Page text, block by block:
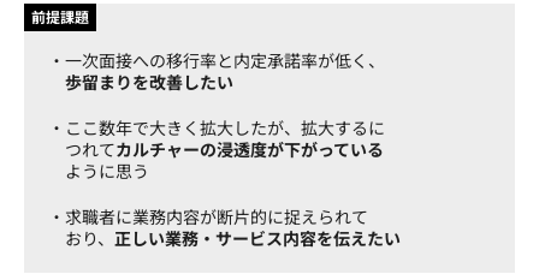
前提課題
一次面接への移行率と内定承諾率が低く、
歩留まりを改善したい
ここ数年で大きく拡大したが、拡大するに
つれてカルチャーの浸透度が下がっている
ように思う
求職者に業務内容が断片的に捉えられて
おり、 正しい業務・サービス内容を伝えたい